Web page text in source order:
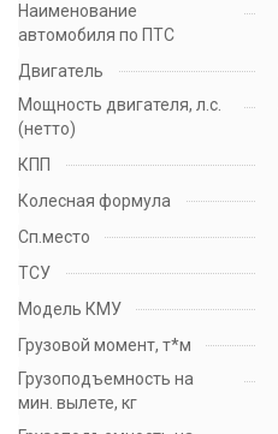
Наименование
автомобиля по ПТС
Двигатель
Мощность двигателя, л.с.
(нетто)
КПП
Колесная формула
Сп.место
ТСУ
Модель КМУ
Грузовой момент, т*м
Грузоподъемность на
мин. вылете, кг